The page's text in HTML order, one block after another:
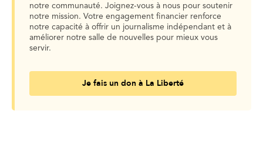
notre communauté. Joignez-vous à nous pour soutenir
notre mission. Votre engagement financier renforce
notre capacité à offrir un journalisme indépendant et à
améliorer notre salle de nouvelles pour mieux vous
servir.
Je fais un don à La Liberté